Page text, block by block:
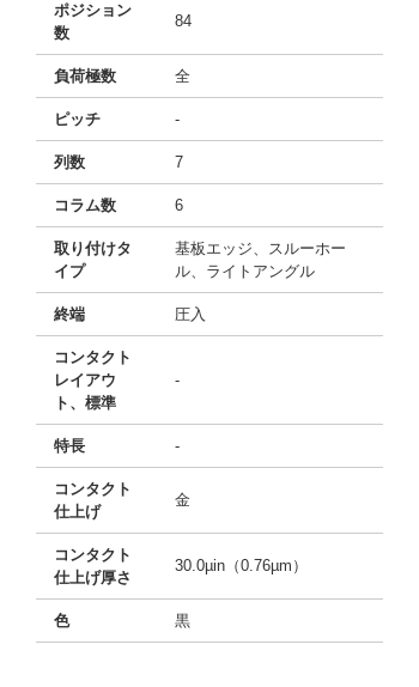
ポジション
数
84
負荷極数 全
ピッチ -
列数 7
コラム数 6
取り付けタ
イプ
基板エッジ、スルーホー
ル、ライトアングル
終端 圧入
コンタクト
レイアウ
ト、標準
-
特長 -
コンタクト
仕上げ
金
コンタクト
仕上げ厚さ
30.0µin（0.76µm）
色 黒